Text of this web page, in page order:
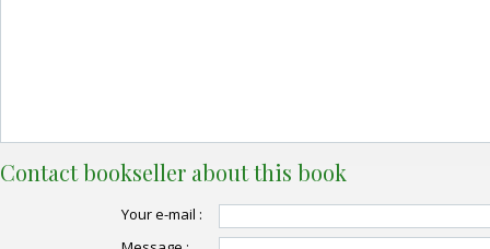
Contact bookseller about this book
Your e-mail :